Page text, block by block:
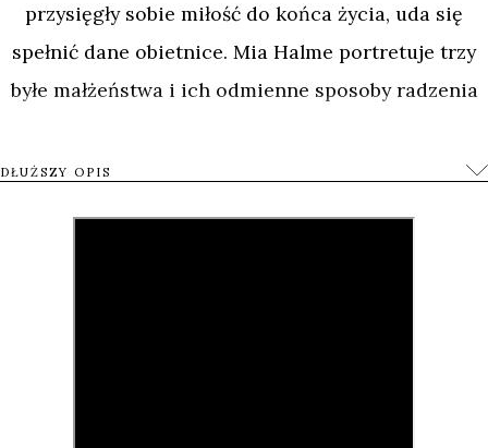
przysięgły sobie miłość do końca życia, uda się
spełnić dane obietnice. Mia Halme portretuje trzy
byłe małżeństwa i ich odmienne sposoby radzenia
DŁUŻSZY OPIS